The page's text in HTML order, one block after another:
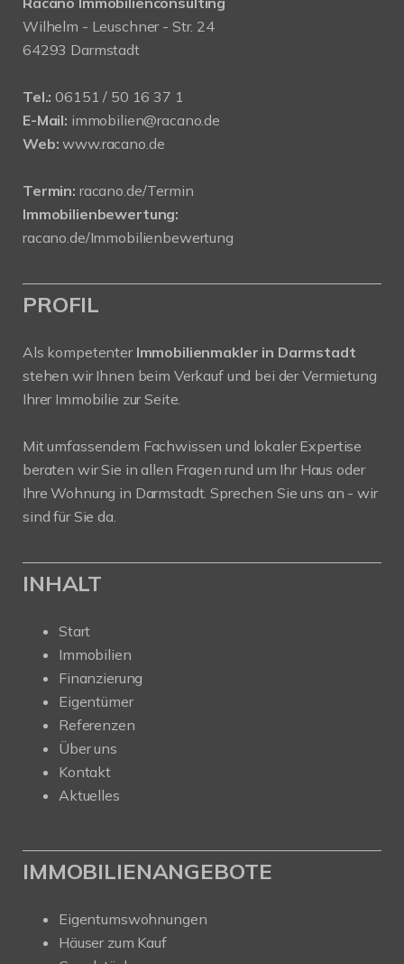
Wilhelm - Leuschner - Str. 24
64293 Darmstadt
Tel.: 06151 / 50 16 37 1
E-Mail: immobilien@racano.de
Web: www.racano.de
Termin: racano.de/Termin
Immobilienbewertung:
racano.de/Immobilienbewertung
PROFIL
Als kompetenter Immobilienmakler in Darmstadt
stehen wir Ihnen beim Verkauf und bei der Vermietung
Ihrer Immobilie zur Seite.
Mit umfassendem Fachwissen und lokaler Expertise
beraten wir Sie in allen Fragen rund um Ihr Haus oder
Ihre Wohnung in Darmstadt. Sprechen Sie uns an - wir
sind für Sie da.
INHALT
Start
Immobilien
Finanzierung
Eigentümer
Referenzen
Über uns
Kontakt
Aktuelles
IMMOBILIENANGEBOTE
Eigentumswohnungen
Häuser zum Kauf